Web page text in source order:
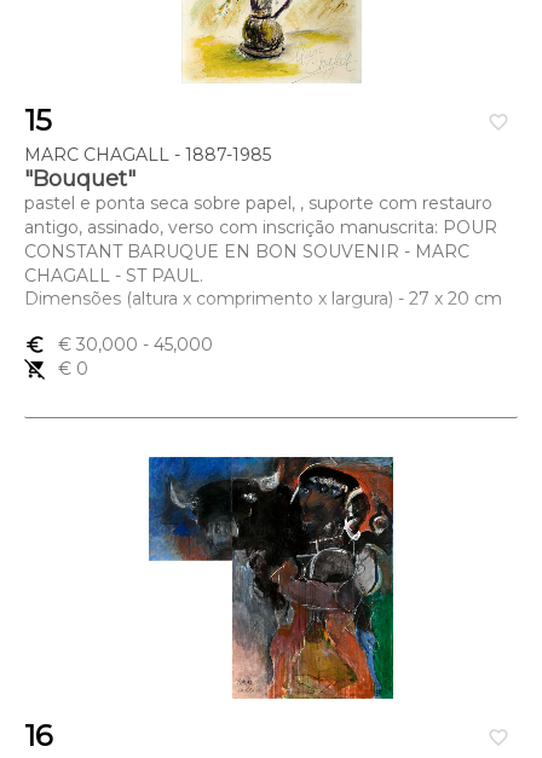
favorite_border
15
MARC CHAGALL - 1887-1985
"Bouquet"
pastel e ponta seca sobre papel, , suporte com restauro
antigo, assinado, verso com inscrição manuscrita: POUR
CONSTANT BARUQUE EN BON SOUVENIR - MARC
CHAGALL - ST PAUL.
Dimensões (altura x comprimento x largura) - 27 x 20 cm
euro_symbol € 30,000 - 45,000
remove_shopping_cart
€ 0
favorite_border
16